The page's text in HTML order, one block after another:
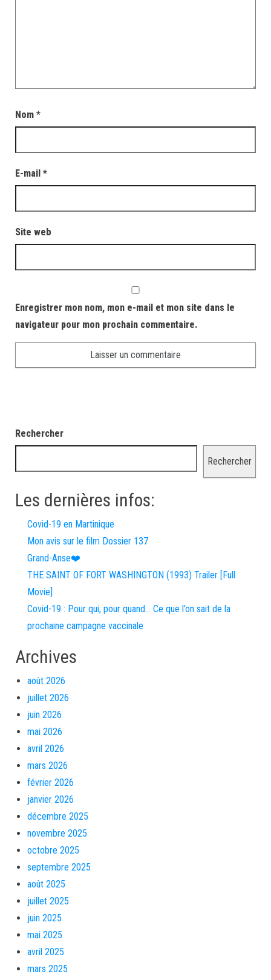
Nom *
E-mail *
Site web
Enregistrer mon nom, mon e-mail et mon site dans le
navigateur pour mon prochain commentaire.
Rechercher
Rechercher
Les dernières infos:
Covid-19 en Martinique
Mon avis sur le film Dossier 137
Grand-Anse❤️
THE SAINT OF FORT WASHINGTON (1993) Trailer [Full
Movie]
Covid-19 : Pour qui, pour quand… Ce que l’on sait de la
prochaine campagne vaccinale
Archives
août 2026
juillet 2026
juin 2026
mai 2026
avril 2026
mars 2026
février 2026
janvier 2026
décembre 2025
novembre 2025
octobre 2025
septembre 2025
août 2025
juillet 2025
juin 2025
mai 2025
avril 2025
mars 2025